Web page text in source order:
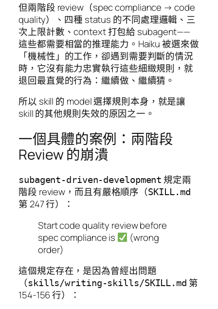
但兩階段 review（spec compliance → code
quality）、四種 status 的不同處理邏輯、三
次上限計數、context 打包給 subagent——
這些都需要相當的推理能力。Haiku 被選來做
「機械性」的工作，卻遇到需要判斷的情況
時，它沒有能力忠實執行這些細緻規則，就
退回最直覺的行為：繼續做、繼續猜。
所以 skill 的 model 選擇規則本身，就是讓
skill 的其他規則失效的原因之一。
一個具體的案例：兩階段
Review 的崩潰
subagent-driven-development 規定兩
階段 review，而且有嚴格順序（SKILL.md
第 247 行）：
Start code quality review before
spec compliance is
(wrong
order)
這個規定存在，是因為曾經出問題
（skills/writing-skills/SKILL.md 第
154-156 行）：